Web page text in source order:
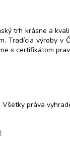
trh krásne a
Tradícia výroby v
s certifikátom
práva